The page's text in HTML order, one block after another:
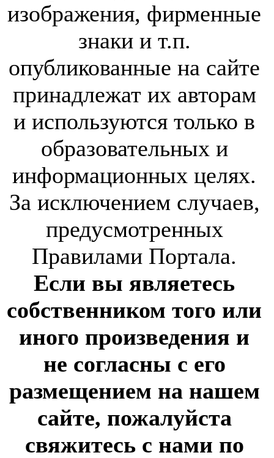
изображения, фирменные
знаки и т.п.
опубликованные на сайте
принадлежат их авторам
и используются только в
образовательных и
информационных целях.
За исключением случаев,
предусмотренных
Правилами Портала.
Если вы являетесь
собственником того или
иного произведения и
не согласны с его
размещением на нашем
сайте, пожалуйста
свяжитесь с нами по